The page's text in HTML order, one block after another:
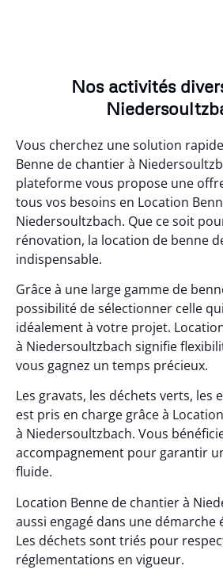
Nos activités
Vous cherchez une solution
Benne de chantier à
plateforme vous propose une
tous vos besoins en Location
Niedersoultzbach. Que ce soit
rénovation, la location de benne
indispensable.
Grâce à une large gamme de
possibilité de sélectionner celle
idéalement à votre projet.
à Niedersoultzbach signifie
vous gagnez un temps précieux.
Les gravats, les déchets verts,
est pris en charge grâce à
à Niedersoultzbach. Vous
accompagnement pour garantir
fluide.
Location Benne de chantier à
aussi engagé dans une démarche
Les déchets sont triés pour
réglementations en vigueur.